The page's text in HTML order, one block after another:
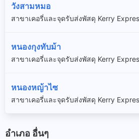
วังสามหมอ
สาขาเคอรี่และจุดรับส่งพัสดุ Kerry
หนองกุงทับม้า
สาขาเคอรี่และจุดรับส่งพัสดุ Kerry
หนองหญ้าไซ
สาขาเคอรี่และจุดรับส่งพัสดุ Kerry
อำเภอ อื่นๆ